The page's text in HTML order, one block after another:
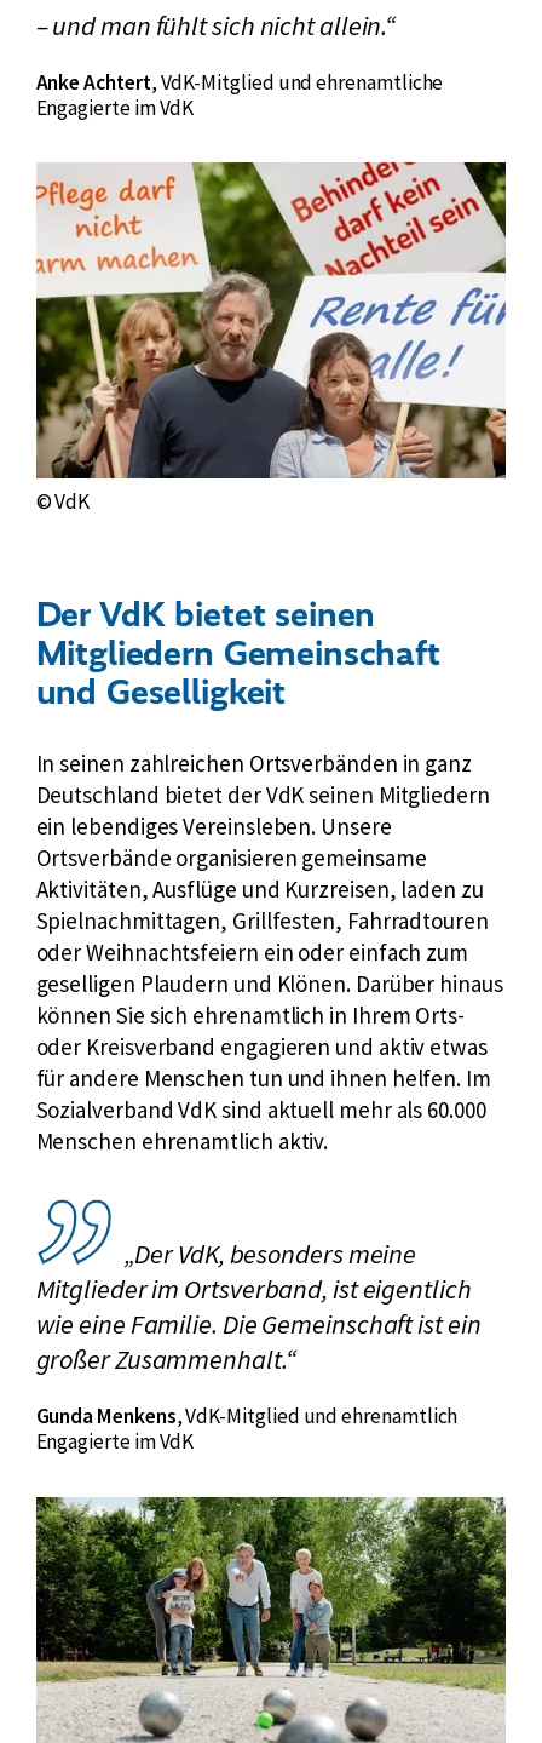
n
:
– und man fühlt sich nicht allein.“
Anke Achtert,VdK-Mitglied und ehrenamtliche
Engagierte im VdK
© VdK
Der VdK bietet seinen
Mitgliedern Gemeinschaft
und Geselligkeit
In seinen zahlreichen Ortsverbänden in ganz
Deutschland bietet der VdK seinen Mitgliedern
ein lebendiges Vereinsleben. Unsere
Ortsverbände organisieren gemeinsame
Aktivitäten, Ausflüge und Kurzreisen, laden zu
Spielnachmittagen, Grillfesten, Fahrradtouren
oder Weihnachtsfeiern ein oder einfach zum
geselligen Plaudern und Klönen. Darüber hinaus
können Sie sich ehrenamtlich in Ihrem Orts-
oder Kreisverband engagieren und aktiv etwas
für andere Menschen tun und ihnen helfen. Im
Sozialverband VdK sind aktuell mehr als 60.000
Menschen ehrenamtlich aktiv.
„Der VdK, besonders meine
Mitglieder im Ortsverband, ist eigentlich
wie eine Familie. Die Gemeinschaft ist ein
großer Zusammenhalt.“
Gunda Menkens,VdK-Mitglied und ehrenamtlich
Engagierte im VdK